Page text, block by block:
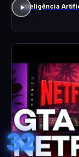
Inteligência
32